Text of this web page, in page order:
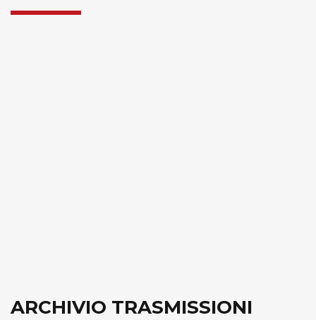
ARCHIVIO TRASMISSIONI